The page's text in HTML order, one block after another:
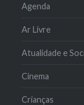
Agenda
Ar Livre
Atualidade e
Cinema
Crianças